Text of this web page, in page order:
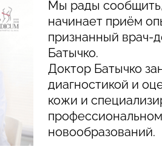
Гинекология
Трихология
Мы рады
начинает приём
признанный врач-
Батычко.
Доктор Батычко
диагностикой и
кожи и
новообразований.